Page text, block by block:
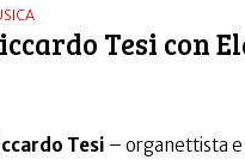
Tesi con
Tesi – organettista